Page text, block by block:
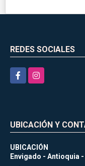
REDES SOCIALES
FacebookInstagram
UBICACIÓN Y
UBICACIÓN
Envigado - Antioquia